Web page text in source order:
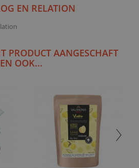
EN RELATION
PRODUCT AANGESCHAFT
OOK...